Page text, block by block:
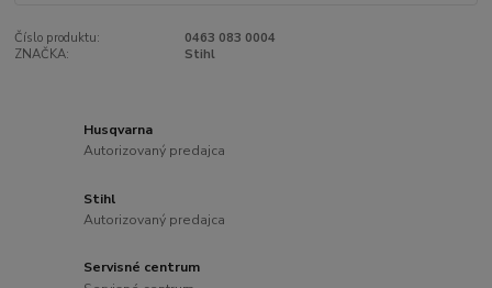
Číslo produktu:
0463 083 0004
ZNAČKA:
Stihl
Husqvarna
Autorizovaný predajca
Stihl
Autorizovaný predajca
Servisné centrum